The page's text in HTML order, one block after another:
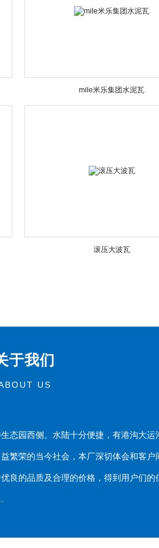
mile米乐集团水泥瓦
滚压大波瓦
于我们
US
园西侧。水陆十分便捷，有港沟大
的当今社会，本厂深切体会和客户
品质及合理的价格，得到用户们的